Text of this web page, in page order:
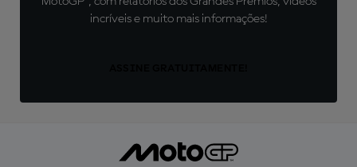
incríveis e muito mais informações!